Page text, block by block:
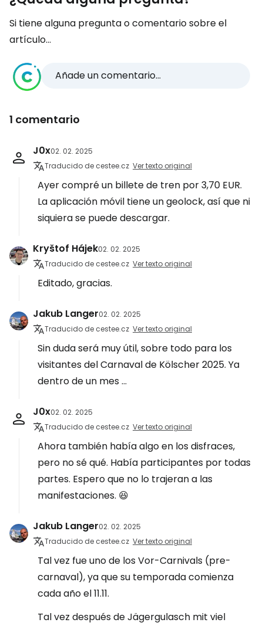
Si tiene alguna pregunta o comentario sobre el
artículo...
Añade un comentario...
1 comentario
J0x02. 02. 2025
Traducido de cestee.cz Ver texto original
Ayer compré un billete de tren por 3,70 EUR.
La aplicación móvil tiene un geolock, así que ni
siquiera se puede descargar.
Kryštof Hájek02. 02. 2025
Traducido de cestee.cz Ver texto original
Editado, gracias.
Jakub Langer02. 02. 2025
Traducido de cestee.cz Ver texto original
Sin duda será muy útil, sobre todo para los
visitantes del Carnaval de Kölscher 2025. Ya
dentro de un mes ...
J0x02. 02. 2025
Traducido de cestee.cz Ver texto original
Ahora también había algo en los disfraces,
pero no sé qué. Había participantes por todas
partes. Espero que no lo trajeran a las
manifestaciones. 😆
Jakub Langer02. 02. 2025
Traducido de cestee.cz Ver texto original
Tal vez fue uno de los Vor-Carnivals (pre-
carnaval), ya que su temporada comienza
cada año el 11.11.
Tal vez después de Jägergulasch mit viel